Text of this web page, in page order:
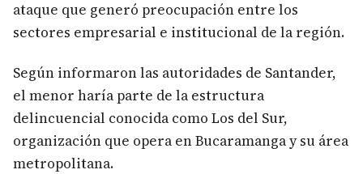
ataque que generó preocupación entre los
sectores empresarial e institucional de la región.
Según informaron las autoridades de Santander,
el menor haría parte de la estructura
delincuencial conocida como Los del Sur,
organización que opera en Bucaramanga y su área
metropolitana.